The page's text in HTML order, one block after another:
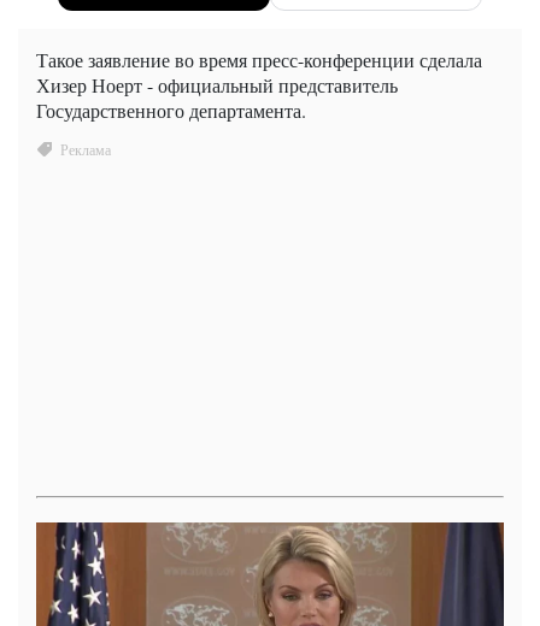
Такое заявление во время пресс-конференции сделала
Хизер Ноерт - официальный представитель
Государственного департамента.